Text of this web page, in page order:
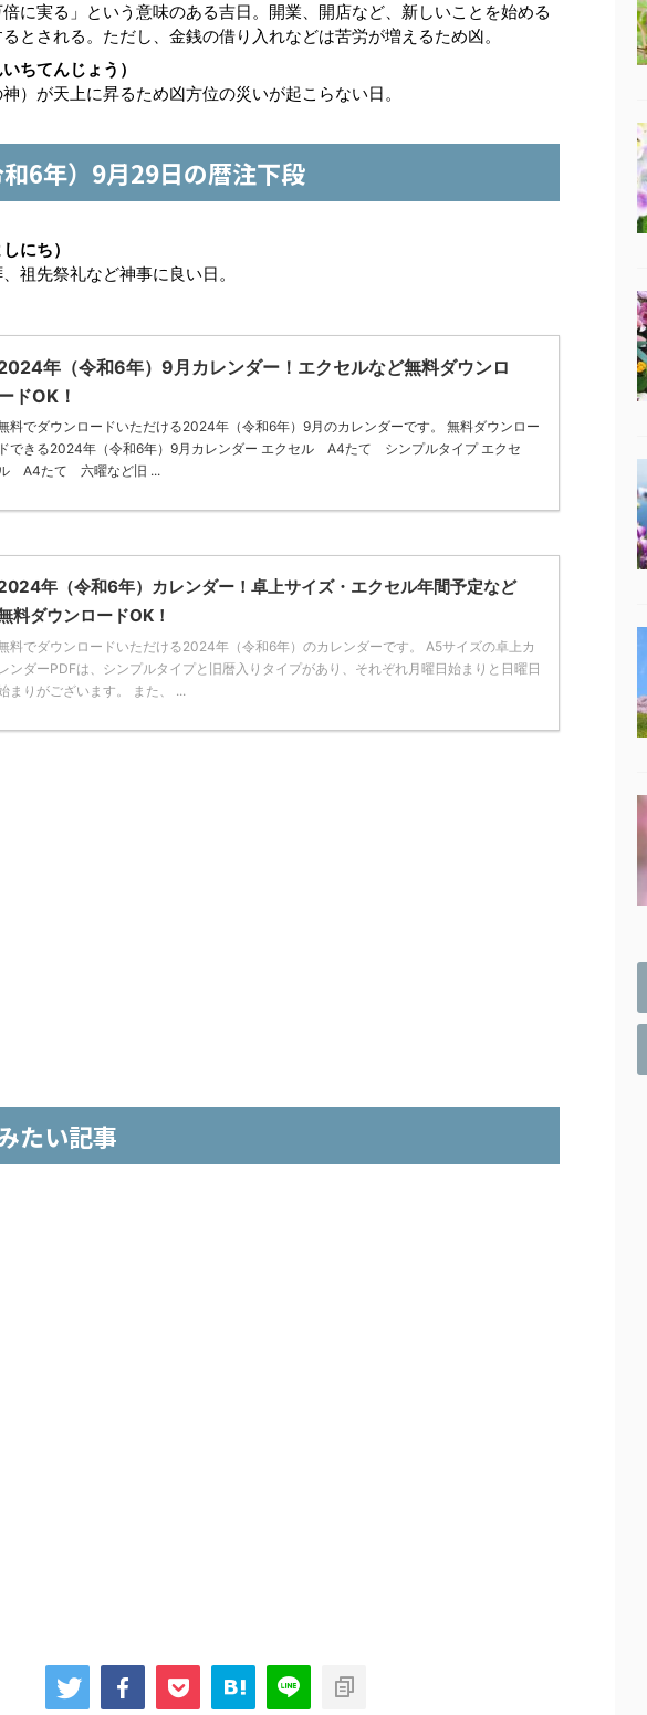
倍に実る」という意味のある吉日。開業、開店など、新しいことを始める
とされる。ただし、金銭の借り入れなどは苦労が増えるため凶。
ちてんじょう）
）が天上に昇るため凶方位の災いが起こらない日。
6年）9月29日の暦注下段
にち）
祖先祭礼など神事に良い日。
年（令和6年）9月カレンダー！エクセルなど無料ダウンロ
ドOK！
料でダウンロードいただける2024年（令和6年）9月のカレンダーです。 無料ダウンロー
ドできる2024年（令和6年）9月カレンダー エクセル A4たて シンプルタイプ エクセ
A4たて 六曜など旧 ...
年（令和6年）カレンダー！卓上サイズ・エクセル年間予定など
料ダウンロードOK！
料でダウンロードいただける2024年（令和6年）のカレンダーです。 A5サイズの卓上カ
レンダーPDFは、シンプルタイプと旧暦入りタイプがあり、それぞれ月曜日始まりと日曜日
まりがございます。 また、 ...
たい記事